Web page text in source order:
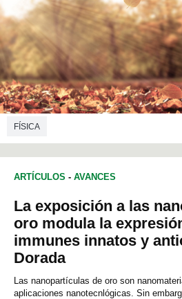
FÍSICA
ARTÍCULOS - AVANCES
La exposición a las
oro modula la
immunes innatos y
Dorada
Las nanopartículas de oro son
aplicaciones nanotecnlógicas. Sin